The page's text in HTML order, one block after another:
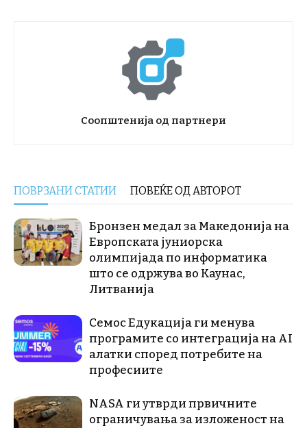
Соопштенија од партнери
ПОВРЗАНИ СТАТИИ ПОВЕЌЕ ОД АВТОРОТ
Бронзен медал за Македонија на
Европската јуниорска
олимпијада по информатика
што се одржува во Каунас,
Литванија
Семос Едукација ги менува
програмите со интеграција на AI
алатки според потребите на
професиите
NASA ги утврди првичните
ограничувања за изложеност на